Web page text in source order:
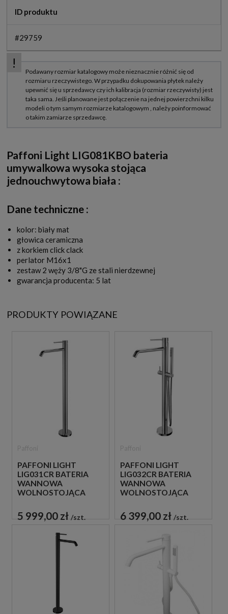
ID produktu
#29759
Paffoni Light LIG081KBO bateria
umywalkowa wysoka stojąca
jednouchwytowa biała :
Dane techniczne :
kolor: biały mat
głowica ceramiczna
z korkiem click clack
perlator M16x1
zestaw 2 węży 3/8"G ze stali nierdzewnej
gwarancja producenta: 5 lat
PRODUKTY POWIĄZANE
PAFFONI LIGHT
LIG031CR BATERIA
WANNOWA
WOLNOSTOJĄCA
5 999,00 zł szt.
PAFFONI LIGHT
LIG032CR BATERIA
WANNOWA
WOLNOSTOJĄCA
6 399,00 zł szt.